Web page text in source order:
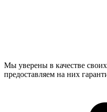
Мы уверены в качестве
предоставляем на них